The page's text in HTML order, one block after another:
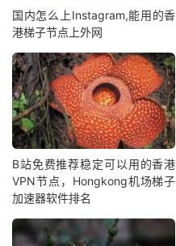
国内怎么上Instagram,能用的香
港梯子节点上外网
B站免费推荐稳定可以用的香港
VPN节点，Hongkong机场梯子
加速器软件排名